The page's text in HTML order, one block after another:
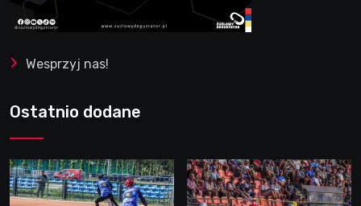
Wesprzyj nas!
Ostatnio dodane